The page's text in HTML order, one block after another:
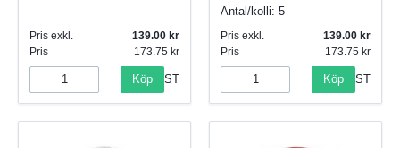
Pris exkl.
139.00
Pris
173.75
Köp ST
Antal/kolli: 5
Pris exkl.
139.00
Pris
173.75
Köp ST